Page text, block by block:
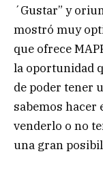
´Gustar” y
mostró muy
que ofrece
la oportunidad
de poder tener
sabemos hacer
venderlo o no
una gran